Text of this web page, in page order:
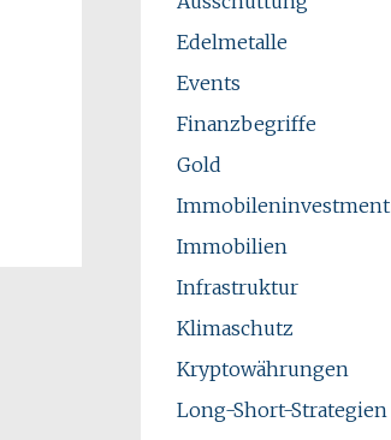
Edelmetalle
Events
Finanzbegriffe
Gold
Immobileninvestment
Immobilien
Infrastruktur
Klimaschutz
Kryptowährungen
Long-Short-Strategien